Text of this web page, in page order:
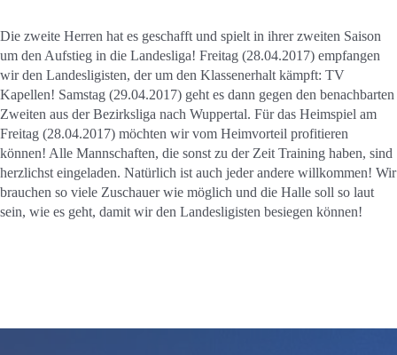
Mitglied werden
Die zweite Herren hat es geschafft und spielt in ihrer zweiten Saison
um den Aufstieg in die Landesliga! Freitag (28.04.2017) empfangen
wir den Landesligisten, der um den Klassenerhalt kämpft: TV
Kapellen! Samstag (29.04.2017) geht es dann gegen den benachbarten
Zweiten aus der Bezirksliga nach Wuppertal. Für das Heimspiel am
Freitag (28.04.2017) möchten wir vom Heimvorteil profitieren
können! Alle Mannschaften, die sonst zu der Zeit Training haben, sind
herzlichst eingeladen. Natürlich ist auch jeder andere willkommen! Wir
brauchen so viele Zuschauer wie möglich und die Halle soll so laut
sein, wie es geht, damit wir den Landesligisten besiegen können!